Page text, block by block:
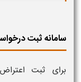
سامانه ثبت
برای ثبت